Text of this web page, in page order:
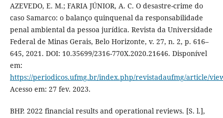
AZEVEDO, E. M.; FARIA JÚNIOR, A. C. O desastre-crime do
caso Samarco: o balanço quinquenal da responsabilidade
penal ambiental da pessoa jurídica. Revista da Universidade
Federal de Minas Gerais, Belo Horizonte, v. 27, n. 2, p. 616–
645, 2021. DOI: 10.35699/2316-770X.2020.21646. Disponível
em:
https://periodicos.ufmg.br/index.php/revistadaufmg/article/
Acesso em: 27 fev. 2023.
BHP. 2022 financial results and operational reviews. [S. l.],